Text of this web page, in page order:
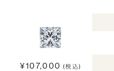
¥107,000 (税込)